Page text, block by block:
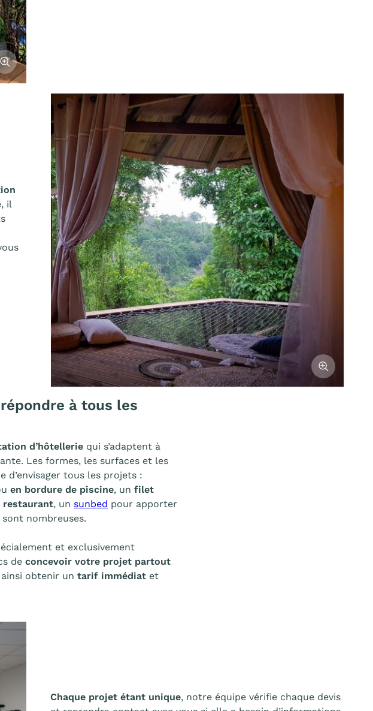
l'image
Afficher
il
à tous les
d’hôtellerie qui s’adaptent à
Les formes, les surfaces et les
tous les projets :
en bordure de piscine, un filet
restaurant, un sunbed pour apporter
nombreuses.
et exclusivement
de concevoir votre projet partout
obtenir un tarif immédiat et
Chaque projet étant unique, notre équipe vérifie chaque devis